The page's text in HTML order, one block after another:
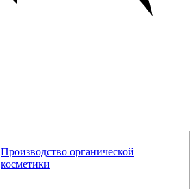
Производство органической
косметики